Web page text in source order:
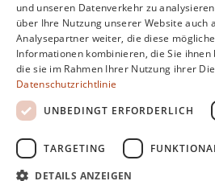
Julius Optic Shop & Studio Rathausring
Kontakt
Tel +39 0471 812698
und unseren Datenverkehr zu
über Ihre Nutzung unserer Website auch
Analysepartner weiter, die diese
Informationen kombinieren, die Sie
die sie im Rahmen Ihrer Nutzung ihrer
Datenschutzrichtlinie
UNBEDINGT ERFORDERLICH
TARGETING
DETAILS ANZEIGEN